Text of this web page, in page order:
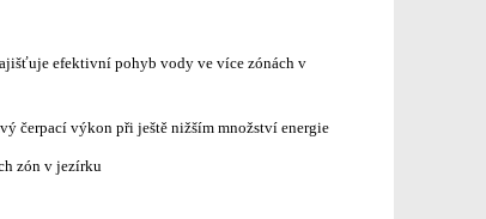
efektivní pohyb vody ve více zónách v
čerpací výkon při ještě nižším množství energie
zón v jezírku